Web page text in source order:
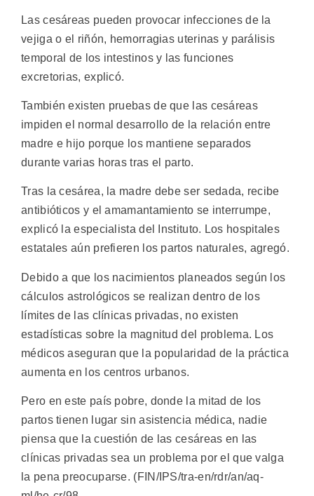
Las cesáreas pueden provocar infecciones de la
vejiga o el riñón, hemorragias uterinas y parálisis
temporal de los intestinos y las funciones
excretorias, explicó.
También existen pruebas de que las cesáreas
impiden el normal desarrollo de la relación entre
madre e hijo porque los mantiene separados
durante varias horas tras el parto.
Tras la cesárea, la madre debe ser sedada, recibe
antibióticos y el amamantamiento se interrumpe,
explicó la especialista del Instituto. Los hospitales
estatales aún prefieren los partos naturales, agregó.
Debido a que los nacimientos planeados según los
cálculos astrológicos se realizan dentro de los
límites de las clínicas privadas, no existen
estadísticas sobre la magnitud del problema. Los
médicos aseguran que la popularidad de la práctica
aumenta en los centros urbanos.
Pero en este país pobre, donde la mitad de los
partos tienen lugar sin asistencia médica, nadie
piensa que la cuestión de las cesáreas en las
clínicas privadas sea un problema por el que valga
la pena preocuparse. (FIN/IPS/tra-en/rdr/an/aq-